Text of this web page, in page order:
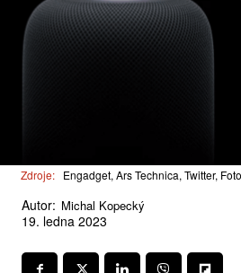
Zdroje: Engadget, Ars Technica, Twitter,
Autor: Michal Kopecký
19. ledna 2023